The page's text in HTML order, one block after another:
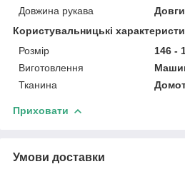
Довжина рукава
Користувальницькі
Розмір
146 -
Виготовлення
Тканина
Приховати
Умови доставки